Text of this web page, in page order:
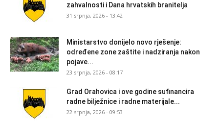
zahvalnosti i Dana hrvatskih branitelja
31 srpnja, 2026 - 13:42
Ministarstvo donijelo novo rješenje:
određene zone zaštite i nadziranja nakon
pojave...
23 srpnja, 2026 - 08:17
Grad Orahovica i ove godine sufinancira
radne bilježnice i radne materijale...
22 srpnja, 2026 - 09:53